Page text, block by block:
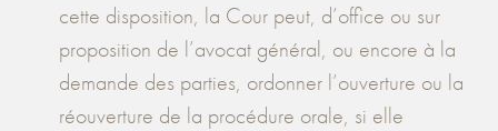
cette disposition, la Cour peut, d’office ou sur
proposition de l’avocat général, ou encore à la
demande des parties, ordonner l’ouverture ou la
réouverture de la procédure orale, si elle